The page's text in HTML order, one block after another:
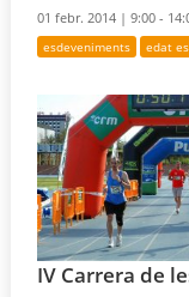
01 febr. 2014 |9:00 -
esdeveniments edat
IV Carrera de